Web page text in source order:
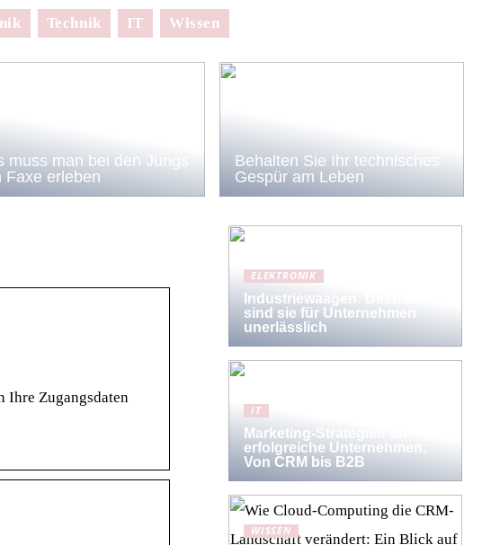
Technik IT Wissen
muss man bei den Jungs
Faxe erleben
Behalten Sie Ihr technisches
Gespür am Leben
Ihre Zugangsdaten
ELEKTRONIK
Industriewaagen: Deshalb
sind sie für Unternehmen
unerlässlich
IT
Marketing-Strategien für
erfolgreiche Unternehmen:
Von CRM bis B2B
WISSEN